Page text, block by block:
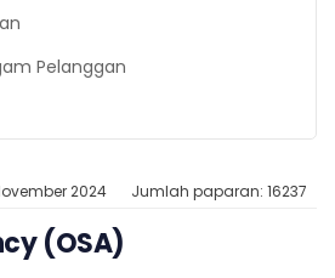
Pelanggan
2024 Jumlah paparan: 16237
(OSA)